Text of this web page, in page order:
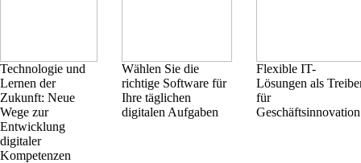
Technologie und
Lernen der
Zukunft: Neue
Wege zur
Entwicklung
digitaler
Kompetenzen
Wählen Sie die
richtige Software für
Ihre täglichen
digitalen Aufgaben
Flexible IT-
Lösungen als
für
Geschäftsinnovation